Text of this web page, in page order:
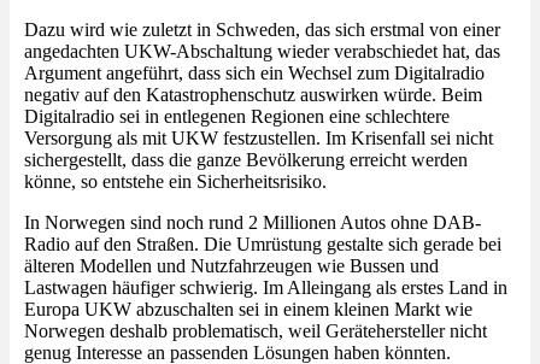
Dazu wird wie zuletzt in Schweden, das sich erstmal von einer
angedachten UKW-Abschaltung wieder verabschiedet hat, das
Argument angeführt, dass sich ein Wechsel zum Digitalradio
negativ auf den Katastrophenschutz auswirken würde. Beim
Digitalradio sei in entlegenen Regionen eine schlechtere
Versorgung als mit UKW festzustellen. Im Krisenfall sei nicht
sichergestellt, dass die ganze Bevölkerung erreicht werden
könne, so entstehe ein Sicherheitsrisiko.
In Norwegen sind noch rund 2 Millionen Autos ohne DAB-
Radio auf den Straßen. Die Umrüstung gestalte sich gerade bei
älteren Modellen und Nutzfahrzeugen wie Bussen und
Lastwagen häufiger schwierig. Im Alleingang als erstes Land in
Europa UKW abzuschalten sei in einem kleinen Markt wie
Norwegen deshalb problematisch, weil Gerätehersteller nicht
genug Interesse an passenden Lösungen haben könnten.